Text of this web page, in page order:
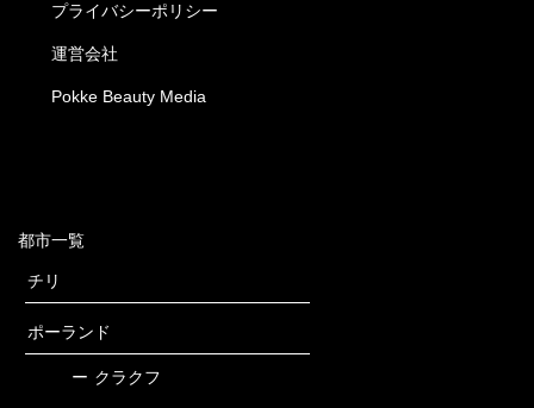
プライバシーポリシー
運営会社
Pokke Beauty Media
都市一覧
チリ
ポーランド
ー クラクフ